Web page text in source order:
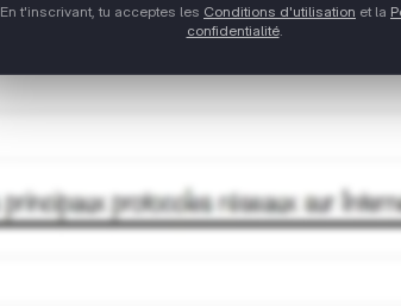
En t'inscrivant, tu acceptes les Conditions d'utilisation et la
confidentialité.